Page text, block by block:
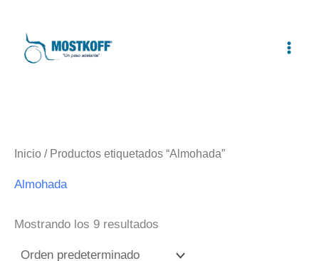
contenido
Inicio / Productos etiquetados “Almohada”
Almohada
Mostrando los 9 resultados